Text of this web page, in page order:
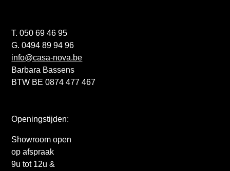
T. 050 69 46 95
G. 0494 89 94 96
info@casa-nova.be
Barbara Bassens
BTW BE 0874 477 467
Openingstijden:
Showroom open
op afspraak
9u tot 12u &